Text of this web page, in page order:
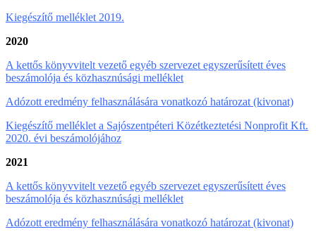
Kiegészítő melléklet 2019.
2020
A kettős könyvvitelt vezető egyéb szervezet egyszerűsített éves
beszámolója és közhasznúsági melléklet
Adózott eredmény felhasználására vonatkozó határozat (kivonat)
Kiegészítő melléklet a Sajószentpéteri Közétkeztetési Nonprofit Kft.
2020. évi beszámolójához
2021
A kettős könyvvitelt vezető egyéb szervezet egyszerűsített éves
beszámolója és közhasznúsági melléklet
Adózott eredmény felhasználására vonatkozó határozat (kivonat)